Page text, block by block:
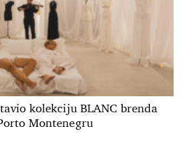
kolekciju BLANC brenda
Montenegru